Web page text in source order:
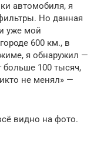
автомобиля, я
Но данная
уже мой
600 км., в
я обнаружил —
больше 100 тысяч,
не менял» —
видно на фото.